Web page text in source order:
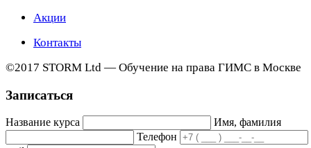
Акции
Контакты
©2017 STORM Ltd — Обучение на права ГИМС в Москве
Записаться
Название курса
Имя, фамилия
Телефон